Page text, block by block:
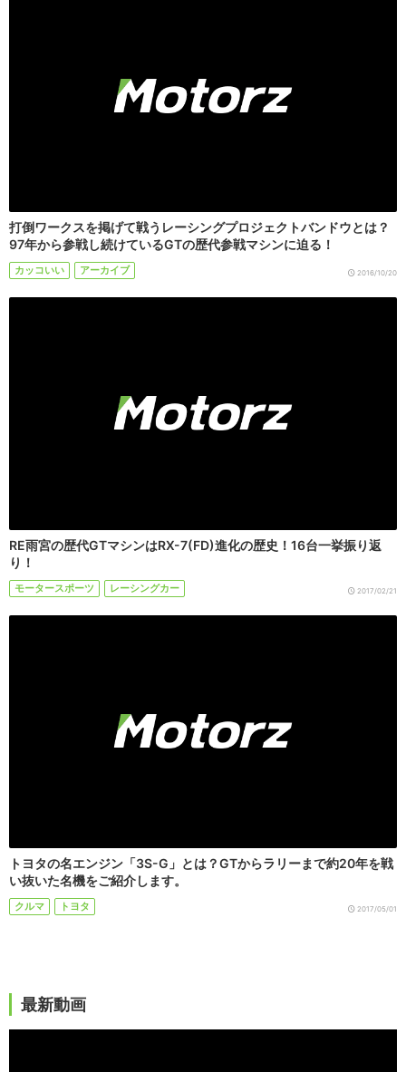
打倒ワークスを掲げて戦うレーシングプロジェクトバンドウとは？
97年から参戦し続けているGTの歴代参戦マシンに迫る！
カッコいい アーカイブ 2016/10/20
RE雨宮の歴代GTマシンはRX-7(FD)進化の歴史！16台一挙振り返
り！
モータースポーツ レーシングカー 2017/02/21
トヨタの名エンジン「3S-G」とは？GTからラリーまで約20年を戦
い抜いた名機をご紹介します。
クルマ トヨタ 2017/05/01
最新動画